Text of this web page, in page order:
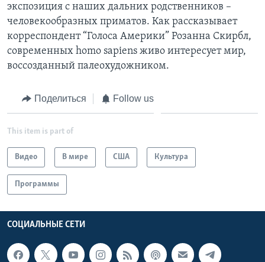
Learning English
СОЦИАЛЬНЫЕ СЕТИ
Языки
экспозиция с наших дальних родственников –
человекообразных приматов. Как рассказывает
корреспондент “Голоса Америки” Розанна Скирбл,
современных homo sapiens живо интересует мир,
воссозданный палеохудожником.
Поделиться Follow us
This item is part of
Видео В мире США Культура
Программы
СОЦИАЛЬНЫЕ СЕТИ